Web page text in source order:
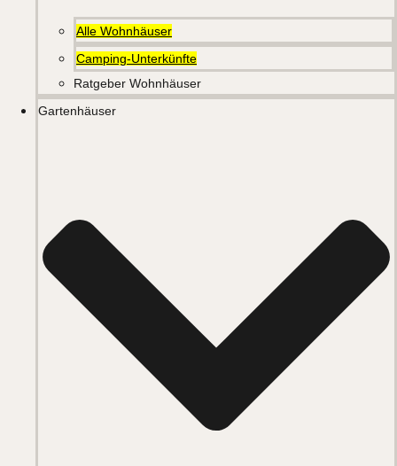
Alle Wohnhäuser
Camping-Unterkünfte
Ratgeber Wohnhäuser
Gartenhäuser